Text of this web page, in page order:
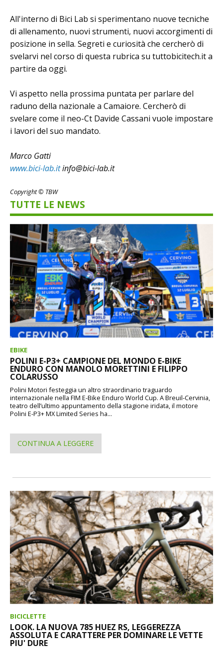
All'interno di Bici Lab si sperimentano nuove tecniche
di allenamento, nuovi strumenti, nuovi accorgimenti di
posizione in sella. Segreti e curiosità che cercherò di
svelarvi nel corso di questa rubrica su tuttobicitech.it a
partire da oggi.
Vi aspetto nella prossima puntata per parlare del
raduno della nazionale a Camaiore. Cercherò di
svelare come il neo-Ct Davide Cassani vuole impostare
i lavori del suo mandato.
Marco Gatti
www.bici-lab.itinfo@bici-lab.it
Copyright © TBW
TUTTE LE NEWS
EBIKE
POLINI E-P3+ CAMPIONE DEL MONDO E-BIKE
ENDURO CON MANOLO MORETTINI E FILIPPO
COLARUSSO
Polini Motori festeggia un altro straordinario traguardo
internazionale nella FIM E-Bike Enduro World Cup. A Breuil-Cervinia,
teatro dell’ultimo appuntamento della stagione iridata, il motore
Polini E-P3+ MX Limited Series ha...
CONTINUA A LEGGERE
BICICLETTE
LOOK. LA NUOVA 785 HUEZ RS, LEGGEREZZA
ASSOLUTA E CARATTERE PER DOMINARE LE VETTE
PIU' DURE